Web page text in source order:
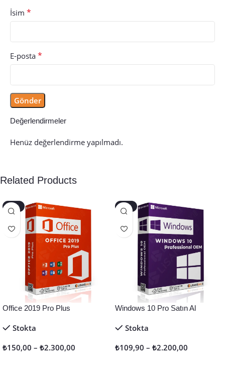
Değerlendirmeler
Henüz değerlendirme yapılmadı.
İsim *
E-posta *
Related Products
-40%
Office 2019 Pro Plus
Stokta
₺150,00 – ₺2.300,00
-45%
Windows 10 Pro Satın Al
Stokta
₺109,90 – ₺2.200,00